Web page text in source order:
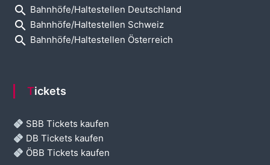
search Bahnhöfe/Haltestellen Deutschland
search Bahnhöfe/Haltestellen Schweiz
search Bahnhöfe/Haltestellen Österreich
Tickets
SBB Tickets kaufen
DB Tickets kaufen
ÖBB Tickets kaufen